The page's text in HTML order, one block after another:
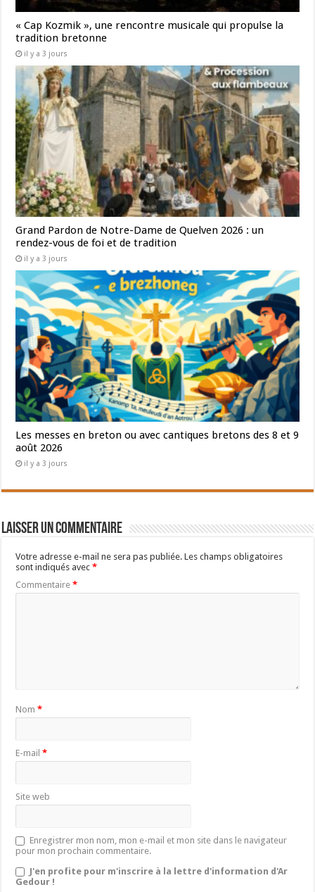
« Cap Kozmik », une rencontre musicale qui propulse la
tradition bretonne
il y a 3 jours
Grand Pardon de Notre-Dame de Quelven 2026 : un
rendez-vous de foi et de tradition
il y a 3 jours
Les messes en breton ou avec cantiques bretons des 8 et 9
août 2026
il y a 3 jours
Laisser un commentaire
Votre adresse e-mail ne sera pas publiée. Les champs obligatoires
sont indiqués avec*
Commentaire*
Nom*
E-mail*
Site web
Enregistrer mon nom, mon e-mail et mon site dans le navigateur
pour mon prochain commentaire.
J'en profite pour m'inscrire à la lettre d'information d'Ar
Gedour !